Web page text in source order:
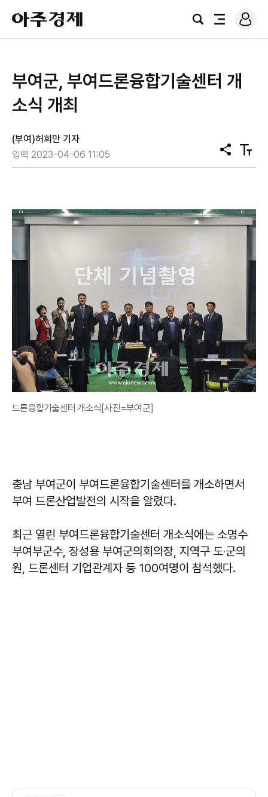
아
주
경
검
전
로
그
부여군, 부여드론융합기술센터 개
소식 개최
(부여)허희만 기자
입력 2023-04-06 11:05
공
유
텍
스
드론융합기술센터 개소식[사진=부여군]
충남 부여군이 부여드론융합기술센터를 개소하면서
부여 드론산업발전의 시작을 알렸다.
최근 열린 부여드론융합기술센터 개소식에는 소명수
부여부군수, 장성용 부여군의회의장, 지역구 도‧군의
원, 드론센터 기업관계자 등 100여명이 참석했다.